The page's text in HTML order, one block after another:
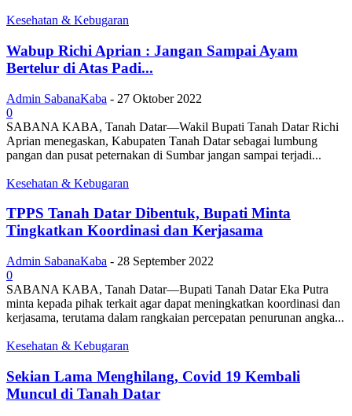
Kesehatan & Kebugaran
Wabup Richi Aprian : Jangan Sampai Ayam
Bertelur di Atas Padi...
Admin SabanaKaba - 27 Oktober 2022
0
SABANA KABA, Tanah Datar—Wakil Bupati Tanah Datar Richi
Aprian menegaskan, Kabupaten Tanah Datar sebagai lumbung
pangan dan pusat peternakan di Sumbar jangan sampai terjadi...
Kesehatan & Kebugaran
TPPS Tanah Datar Dibentuk, Bupati Minta
Tingkatkan Koordinasi dan Kerjasama
Admin SabanaKaba - 28 September 2022
0
SABANA KABA, Tanah Datar—Bupati Tanah Datar Eka Putra
minta kepada pihak terkait agar dapat meningkatkan koordinasi dan
kerjasama, terutama dalam rangkaian percepatan penurunan angka...
Kesehatan & Kebugaran
Sekian Lama Menghilang, Covid 19 Kembali
Muncul di Tanah Datar